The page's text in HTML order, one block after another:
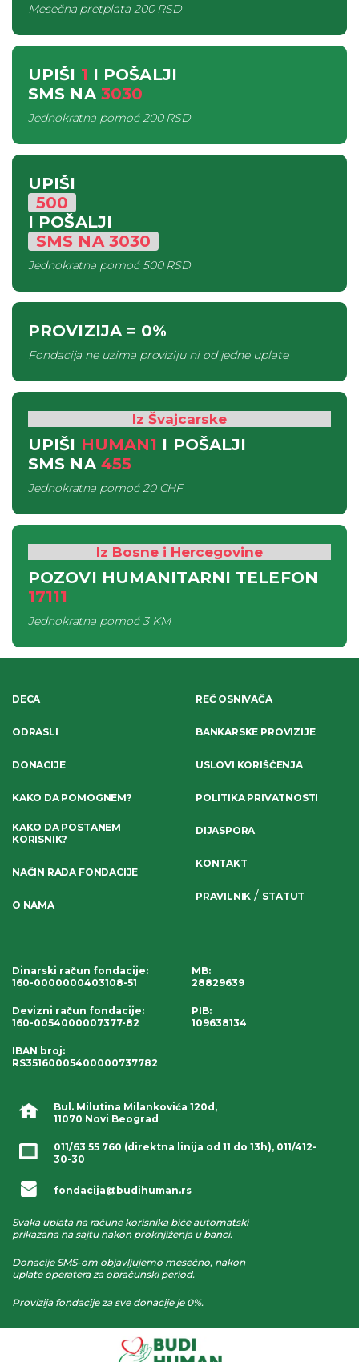
Mesečna pretplata200 RSD
UPIŠI 1 I POŠALJI
SMS NA 3030
Jednokratna pomoć200 RSD
UPIŠI
500
I POŠALJI
SMS NA3030
Jednokratna pomoć500 RSD
PROVIZIJA= 0%
Fondacija ne uzima proviziju ni od jedne uplate
Iz Švajcarske
UPIŠI HUMAN1 I POŠALJI
SMS NA 455
Jednokratna pomoć20 CHF
Iz Bosne i Hercegovine
POZOVI HUMANITARNI TELEFON
17111
Jednokratna pomoć3 KM
Bul. Milutina Milankovića 120d,
11070 Novi Beograd
011/63 55 760 (direktna linija od 11 do 13h), 011/412-
30-30
fondacija@budihuman.rs
Svaka uplata na račune korisnika biće automatski
prikazana na sajtu nakon proknjiženja u banci.
Donacije SMS-om objavljujemo mesečno, nakon
uplate operatera za obračunski period.
Provizija fondacije za sve donacije je 0%.
DECA
ODRASLI
DONACIJE
KAKO DA POMOGNEM?
KAKO DA POSTANEM
KORISNIK?
NAČIN RADA FONDACIJE
O NAMA
REČ OSNIVAČA
BANKARSKE PROVIZIJE
USLOVI KORIŠĆENJA
POLITIKA PRIVATNOSTI
DIJASPORA
KONTAKT
PRAVILNIK / STATUT
Dinarski račun fondacije:
160-0000000403108-51
Devizni račun fondacije:
160-0054000007377-82
IBAN broj:
RS35160005400000737782
MB:
28829639
PIB:
109638134